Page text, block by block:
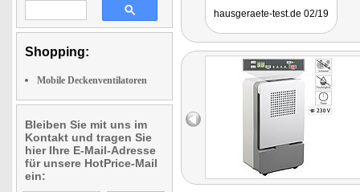
Shopping:
Mobile Deckenventilatoren
Bleiben Sie mit uns im
Kontakt und tragen Sie
hier Ihre E-Mail-Adresse
für unsere HotPrice-Mail
ein:
kontrolliert werden."
hausgeraete-test.de 02/19